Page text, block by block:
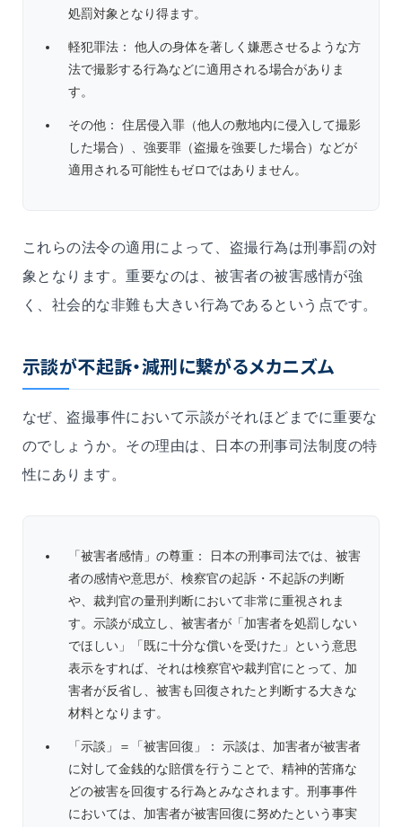
処罰対象となり得ます。
軽犯罪法： 他人の身体を著しく嫌悪させるような方
法で撮影する行為などに適用される場合がありま
す。
その他： 住居侵入罪（他人の敷地内に侵入して撮影
した場合）、強要罪（盗撮を強要した場合）などが
適用される可能性もゼロではありません。
これらの法令の適用によって、盗撮行為は刑事罰の対
象となります。重要なのは、被害者の被害感情が強
く、社会的な非難も大きい行為であるという点です。
示談が不起訴・減刑に繋がるメカニズム
なぜ、盗撮事件において示談がそれほどまでに重要な
のでしょうか。その理由は、日本の刑事司法制度の特
性にあります。
「被害者感情」の尊重： 日本の刑事司法では、被害
者の感情や意思が、検察官の起訴・不起訴の判断
や、裁判官の量刑判断において非常に重視されま
す。示談が成立し、被害者が「加害者を処罰しない
でほしい」「既に十分な償いを受けた」という意思
表示をすれば、それは検察官や裁判官にとって、加
害者が反省し、被害も回復されたと判断する大きな
材料となります。
「示談」＝「被害回復」： 示談は、加害者が被害者
に対して金銭的な賠償を行うことで、精神的苦痛な
どの被害を回復する行為とみなされます。刑事事件
においては、加害者が被害回復に努めたという事実